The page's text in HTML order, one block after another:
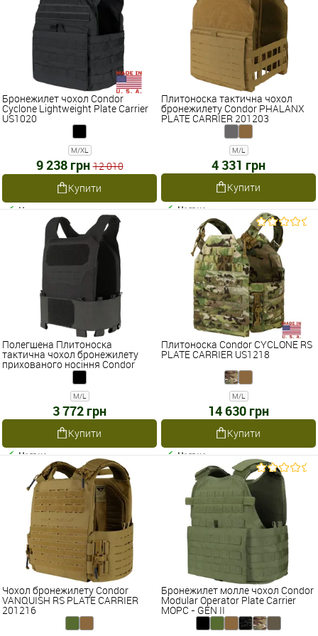
Бронежилет чохол Condor
Cyclone Lightweight Plate Carrier
US1020
M/XL
9 238 грн 12 010
Купити
Наявне
Плитоноска тактична чохол
бронежилету Condor PHALANX
PLATE CARRIER 201203
M/L
4 331 грн
Купити
Наявне
Полегшена Плитоноска
тактична чохол бронежилету
прихованого носіння Condor
SPECTER PLATE CARRIER 201214
M/L
3 772 грн
Купити
Наявне
Плитоноска Condor CYCLONE RS
PLATE CARRIER US1218
M/L
14 630 грн
Купити
Наявне
Чохол бронежилету Condor
VANQUISH RS PLATE CARRIER
201216
Бронежилет молле чохол Condor
Modular Operator Plate Carrier
MOPC - GEN II